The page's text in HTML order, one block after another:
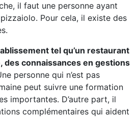
il faut une personne ayant
Pour cela, il existe des
tel qu’un restaurant
des connaissances en gestions
personne qui n’est pas
peut suivre une formation
importantes. D’autre part, il
complémentaires qui aident